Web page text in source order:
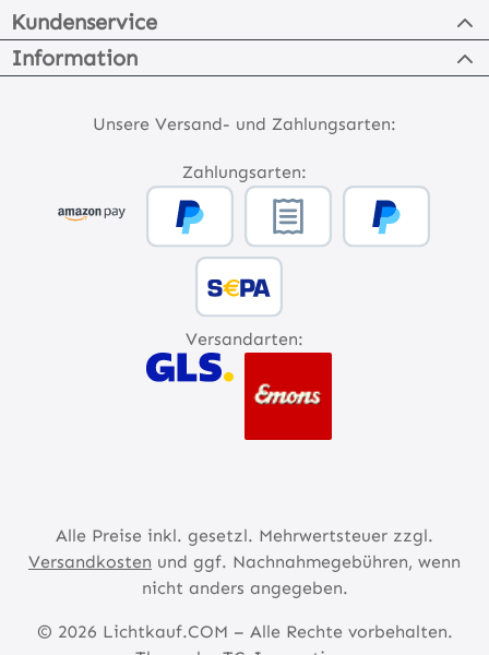
Kundenservice
Information
Unsere Versand- und Zahlungsarten:
Zahlungsarten:
Versandarten:
Alle Preise inkl. gesetzl. Mehrwertsteuer zzgl.
Versandkosten und ggf. Nachnahmegebühren, wenn
nicht anders angegeben.
© 2026 Lichtkauf.COM – Alle Rechte vorbehalten.